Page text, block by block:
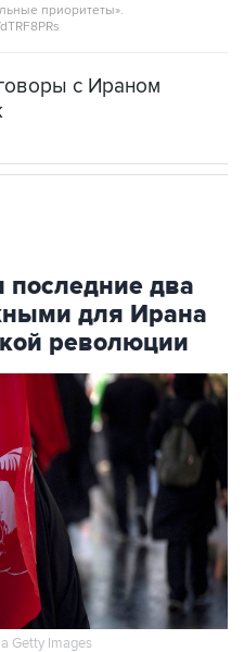
приоритеты».
с Ираном
последние два
для Ирана
революции
Getty Images